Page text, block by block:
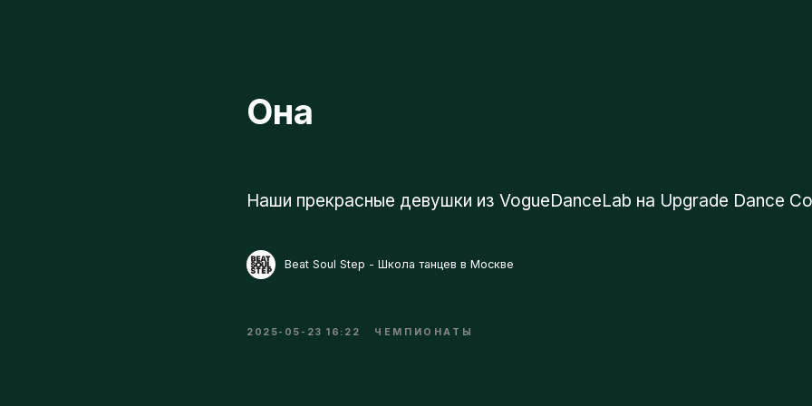
Она
Наши прекрасные девушки из VogueDanceLab на Upgrade Dance
Beat Soul Step - Школа танцев в Москве